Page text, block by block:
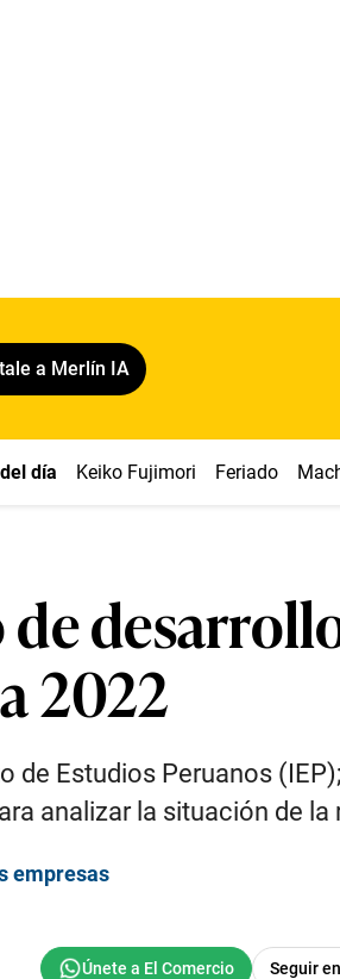
a Merlín IA
día Keiko Fujimori Feriado
de
2022
Estudios Peruanos
analizar la situación de la
empresas
Seguir en